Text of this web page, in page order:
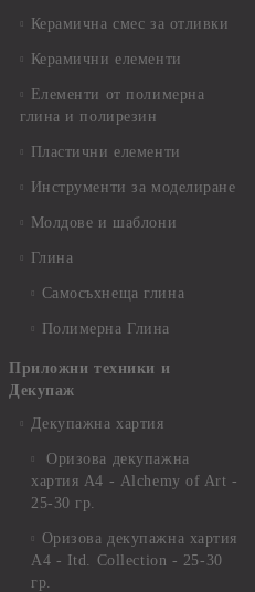
Керамична смес за отливки
Керамични елементи
Елементи от полимерна
глина и полирезин
Пластични елементи
Инструменти за моделиране
Молдове и шаблони
Глина
Самосъхнеща глина
Полимерна Глина
Приложни техники и
Декупаж
Декупажна хартия
Оризова декупажна
хартия А4 - Alchemy of Art -
25-30 гр.
Оризова декупажна хартия
А4 - Itd. Collection - 25-30
гр.